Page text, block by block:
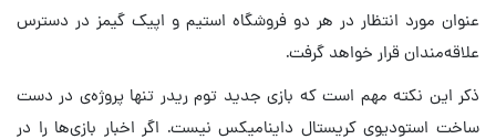
عنوان مورد انتظار در هر دو فروشگاه استیم و اپیک گیمز در دسترس
علاقه‌مندان قرار خواهد گرفت.
ذکر این نکته مهم است که بازی جدید توم ریدر تنها پروژه‌ی در دست
ساخت استودیوی کریستال داینامیکس نیست. اگر اخبار بازی‌ها را در